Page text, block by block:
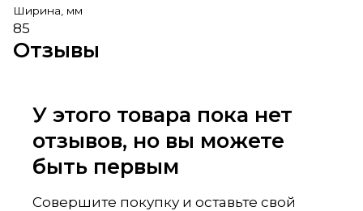
Ширина, мм
85
Отзывы
У этого товара пока нет
отзывов, но вы можете
быть первым
Совершите покупку и оставьте свой